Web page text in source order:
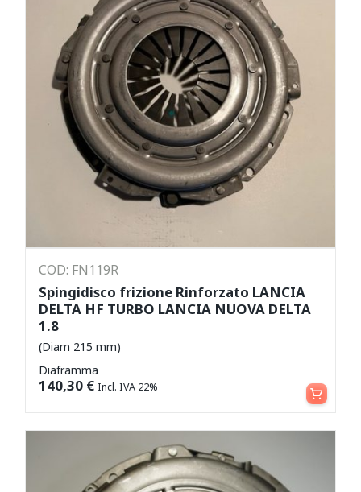
COD: FN119R
Spingidisco frizione Rinforzato LANCIA
DELTA HF TURBO LANCIA NUOVA DELTA
1.8
(Diam 215 mm)
Diaframma
140,30 € Incl. IVA 22% Aggiungi al carrello